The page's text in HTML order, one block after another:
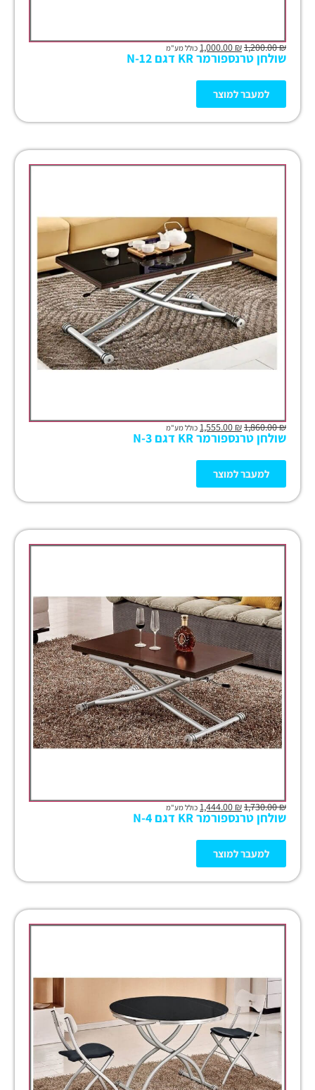
₪
1,200.00
₪ כולל מע"מ
שולחן טרנספורמר KR דגם N-12
למעבר למוצר
₪
1,860.00
₪ כולל מע"מ
שולחן טרנספורמר KR דגם N-3
למעבר למוצר
₪
1,730.00
₪ כולל מע"מ
שולחן טרנספורמר KR דגם N-4
למעבר למוצר